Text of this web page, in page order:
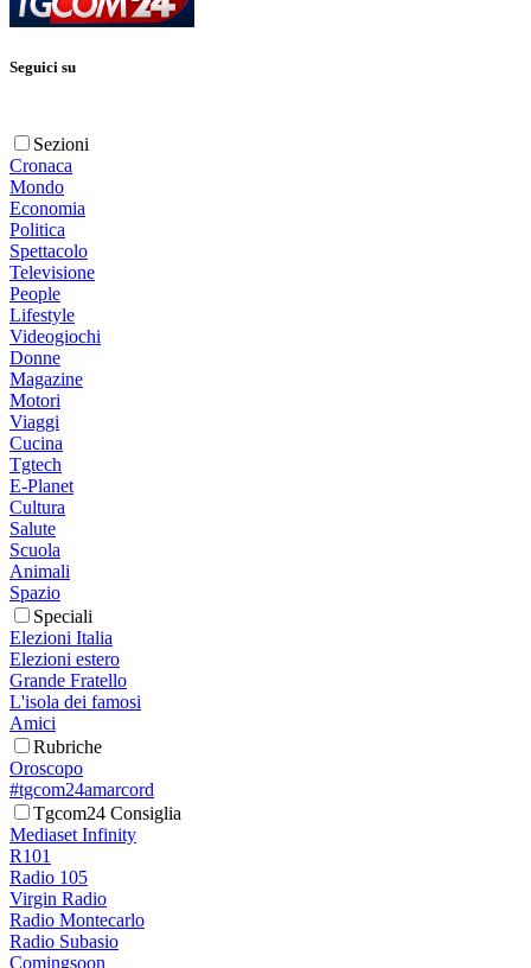
Seguici su
Sezioni
Cronaca
Mondo
Economia
Politica
Spettacolo
Televisione
People
Lifestyle
Videogiochi
Donne
Magazine
Motori
Viaggi
Cucina
Tgtech
E-Planet
Cultura
Salute
Scuola
Animali
Spazio
Speciali
Elezioni Italia
Elezioni estero
Grande Fratello
L'isola dei famosi
Amici
Rubriche
Oroscopo
#tgcom24amarcord
Tgcom24 Consiglia
Mediaset Infinity
R101
Radio 105
Virgin Radio
Radio Montecarlo
Radio Subasio
Comingsoon